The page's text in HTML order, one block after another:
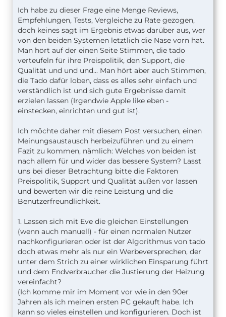
Ich habe zu dieser Frage eine Menge Reviews,
Empfehlungen, Tests, Vergleiche zu Rate gezogen,
doch keines sagt im Ergebnis etwas darüber aus, wer
von den beiden Systemen letztlich die Nase vorn hat.
Man hört auf der einen Seite Stimmen, die tado
verteufeln für ihre Preispolitik, den Support, die
Qualität und und und... Man hört aber auch Stimmen,
die Tado dafür loben, dass es alles sehr einfach und
verständlich ist und sich gute Ergebnisse damit
erzielen lassen (Irgendwie Apple like eben -
einstecken, einrichten und gut ist).
Ich möchte daher mit diesem Post versuchen, einen
Meinungsaustausch herbeizuführen und zu einem
Fazit zu kommen, nämlich: Welches von beiden ist
nach allem für und wider das bessere System? Lasst
uns bei dieser Betrachtung bitte die Faktoren
Preispolitik, Support und Qualität außen vor lassen
und bewerten wir die reine Leistung und die
Benutzerfreundlichkeit.
1. Lassen sich mit Eve die gleichen Einstellungen
(wenn auch manuell) - für einen normalen Nutzer
nachkonfigurieren oder ist der Algorithmus von tado
doch etwas mehr als nur ein Werbeversprechen, der
unter dem Strich zu einer wirklichen Einsparung führt
und dem Endverbraucher die Justierung der Heizung
vereinfacht?
(Ich komme mir im Moment vor wie in den 90er
Jahren als ich meinen ersten PC gekauft habe. Ich
kann so vieles einstellen und konfigurieren. Doch ist